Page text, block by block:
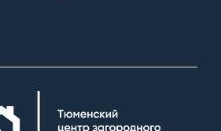
внутренних перегородок